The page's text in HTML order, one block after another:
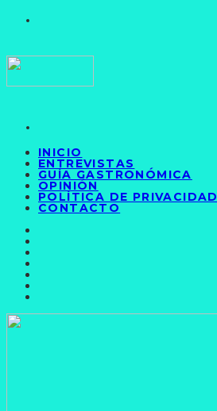
INICIO
ENTREVISTAS
GUÍA GASTRONÓMICA
OPINIÓN
POLÍTICA DE PRIVACIDAD
CONTACTO